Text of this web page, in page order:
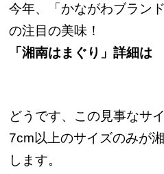
今年、「かながわブラン
の注目の美味！
「湘南はまぐり」詳細
どうです、この見事なサ
7cm以上のサイズのみが
します。